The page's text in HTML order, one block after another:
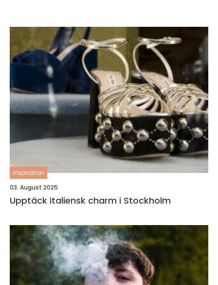
inspiration
03. August 2025
Upptäck italiensk charm i Stockholm